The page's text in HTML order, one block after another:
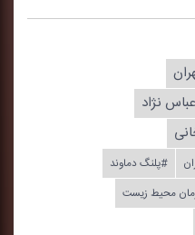
نژاد
#پلنگ دماوند
محیط زیست